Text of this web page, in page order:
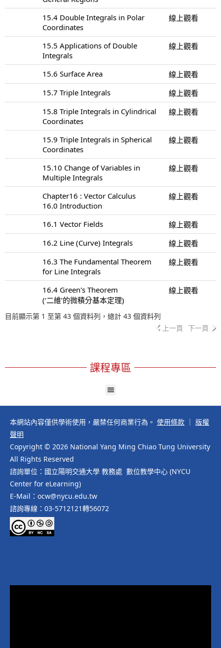
15.4 Double Integrals in Polar
Coordinates
線上觀看
15.5 Applications of Double
Integrals
線上觀看
15.6 Surface Area
線上觀看
15.7 Triple Integrals
線上觀看
15.8 Triple Integrals in Cylindrical
Coordinates
線上觀看
15.9 Triple Integrals in Spherical
Coordinates
線上觀看
15.10 Change of Variables in
Multiple Integrals
線上觀看
Chapter16 : Vector Calculus
16.0 Introduction
線上觀看
16.1 Vector Fields
線上觀看
16.2 Line (Curve) Integrals
線上觀看
16.3 The Fundamental Theorem
for Line Integrals
線上觀看
16.4 Green's Theorem
(‘二維’的微積分基本定理)
線上觀看
目前顯示第 1 至第 43 個資料列，總計 43 個資料列
上一頁 下一頁
課程專區
本網站內容僅供學術使用，嚴禁任何商業行為。 使用條款
版權
聲明
Copyright © 2026 National Yang Ming Chiao Tung University
All Rights Reserved
諮詢單位：國立陽明交通大學 教務處 數位教學中心 (NYCU
Center for eLearning)
E-Mail：ocw@nycu.edu.tw
諮詢專線：03-5712121轉56072